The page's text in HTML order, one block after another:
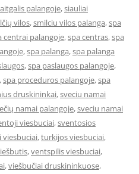
palangoje,siauliai
vilos,smilciu vilos palanga,spa
centrai palangoje,spa centras,spa
,spa palanga,spa palanga
,spa paslaugos palangoje,
,spa proceduros palangoje,spa
druskininkai,sveciu namai
namai palangoje,sveciu namai
viesbuciai,sventosios
viesbuciai,turkijos viesbuciai,
,ventspilis viesbuciai,
,viešbučiai druskininkuose,